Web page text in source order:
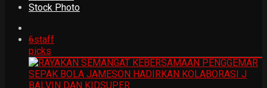
Stock Photo
6staff
picks